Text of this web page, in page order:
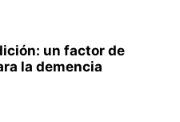
un factor de
la demencia